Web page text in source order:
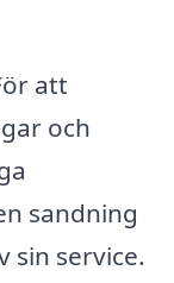
att
och
sandning
sin service.